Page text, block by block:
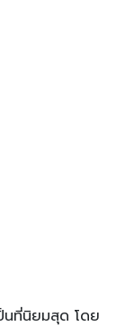
นที่นิยมสุด โดย